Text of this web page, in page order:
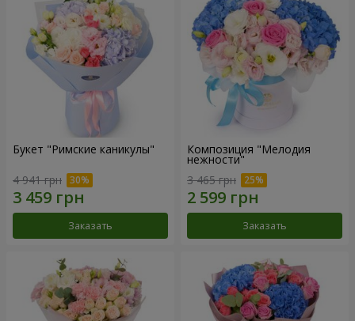
Букет "Римские каникулы"
4 941 грн
Заказать
Композиция "Мелодия
нежности"
3 465 грн
Заказать